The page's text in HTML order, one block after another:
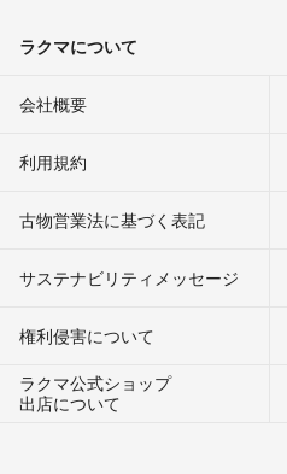
ラクマについて
会社概要
利用規約
古物営業法に基づく表記
サステナビリティメッセージ
権利侵害について
ラクマ公式ショップ
出店について